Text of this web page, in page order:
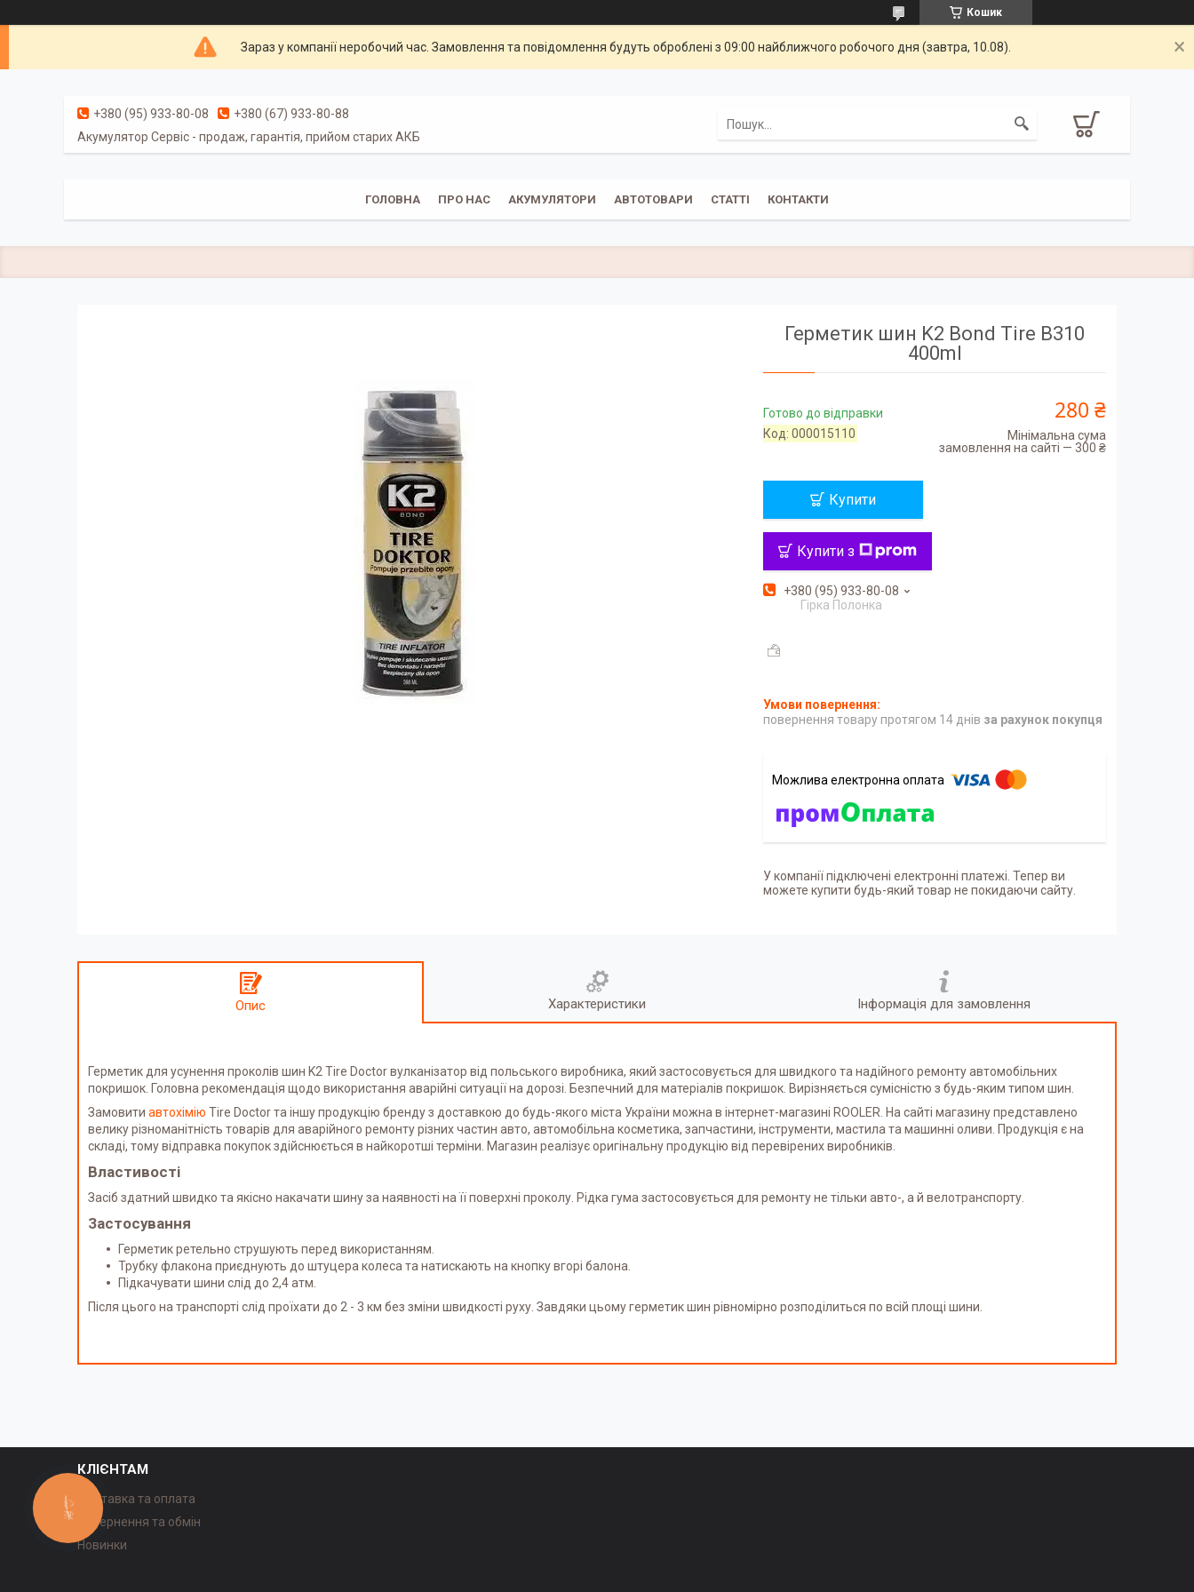
Кошик
Зараз у компанії неробочий час. Замовлення та повідомлення будуть оброблені з 09:00 найближчого робочого дня (завтра, 10.08).
+380 (95) 933-80-08
+380 (67) 933-80-88
Акумулятор Сервіс - продаж, гарантія, прийом старих АКБ
ГОЛОВНА ПРО НАС АКУМУЛЯТОРИ АВТОТОВАРИ СТАТТІ КОНТАКТИ
Герметик шин K2 Bond Tire B310
400ml
Готово до відправки
Код:000015110
280 ₴
Мінімальна сума
замовлення на сайті — 300 ₴
Купити
Купити з
+380 (95) 933-80-08
Гірка Полонка
повернення товару протягом 14 днів за рахунок покупця
У компанії підключені електронні платежі. Тепер ви
можете купити будь-який товар не покидаючи сайту.
Опис Характеристики Інформація для замовлення
Герметик для усунення проколів шин K2 Tire Doctor вулканізатор від польського виробника, який застосовується для швидкого та надійного ремонту автомобільних
покришок. Головна рекомендація щодо використання аварійні ситуації на дорозі. Безпечний для матеріалів покришок. Вирізняється сумісністю з будь-яким типом шин.
Замовити автохімію Tire Doctor та іншу продукцію бренду з доставкою до будь-якого міста України можна в інтернет-магазині ROOLER. На сайті магазину представлено
велику різноманітність товарів для аварійного ремонту різних частин авто, автомобільна косметика, запчастини, інструменти, мастила та машинні оливи. Продукція є на
складі, тому відправка покупок здійснюється в найкоротші терміни. Магазин реалізує оригінальну продукцію від перевірених виробників.
Властивості
Засіб здатний швидко та якісно накачати шину за наявності на її поверхні проколу. Рідка гума застосовується для ремонту не тільки авто-, а й велотранспорту.
Застосування
Герметик ретельно струшують перед використанням.
Трубку флакона приєднують до штуцера колеса та натискають на кнопку вгорі балона.
Підкачувати шини слід до 2,4 атм.
Після цього на транспорті слід проїхати до 2 - 3 км без зміни швидкості руху. Завдяки цьому герметик шин рівномірно розподілиться по всій площі шини.
КЛІЄНТАМ
Доставка та оплата
Повернення та обмін
Новинки
КНОПКА
ЗВ'ЯЗКУ